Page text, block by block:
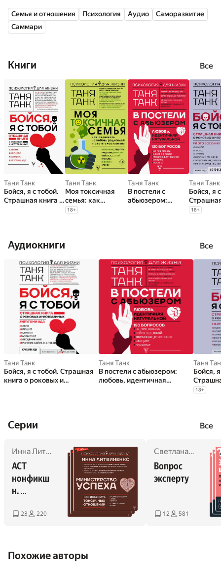
— книги «В постели с абьюзером. Любовь, идентичная
натуральной»,
— книги «Моя токсичная семья. Как пережить нелюбовь
Семья и отношения Психология Аудио
Саморазвитие
Саммари
Книги Все
Таня Танк
Бойся, я с тобой.
Страшная книга о
Таня Танк
Моя токсичная
семья: как
пережить
18+
Таня Танк
В постели с
абьюзером:
Таня Танк
Бойся, я
роковых
18+
Аудиокниги Все
Таня Танк
Бойся, я с тобой. Страшная
книга о роковых и
Таня Танк
В постели с абьюзером:
любовь, идентичная
Таня
Бойся,
18+
Cерии Все
Инна Литвиненко ,Вероника Хлебова Сергей Петрушин
АСТ
нонфикш
н.
ия для
23 220
Светлана Кузина ,
Вопрос
эксперту
12 581
Похожие авторы